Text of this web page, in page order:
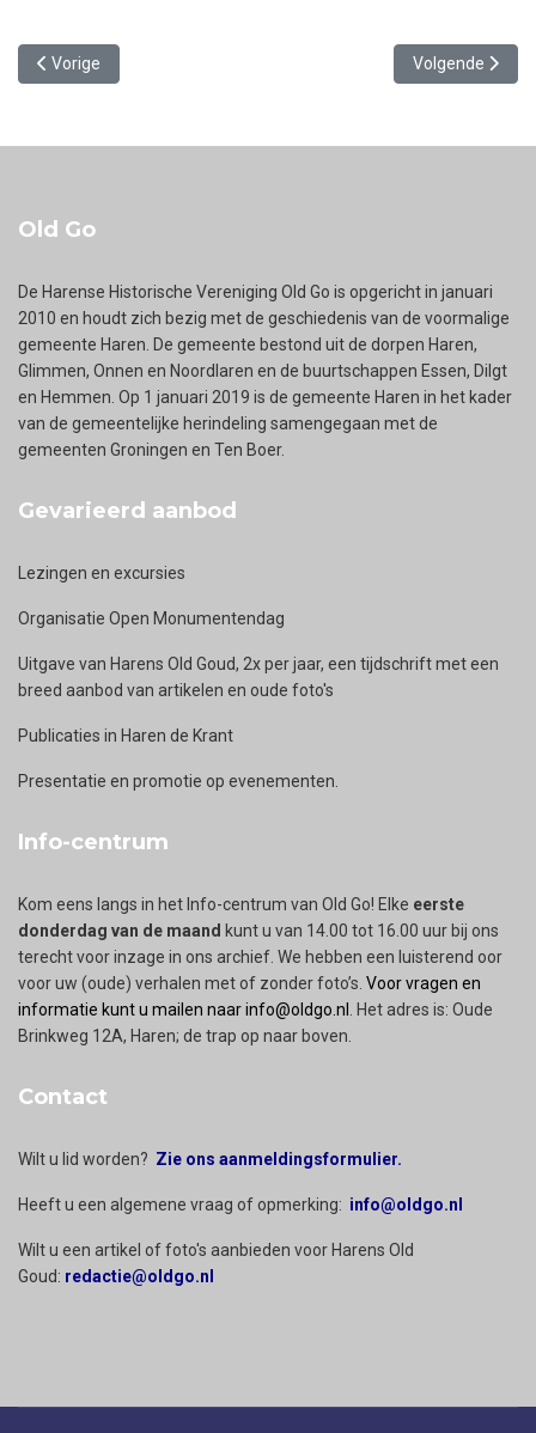
Vorig artikel: Harens Old Goud 2025 nr 2
Vorige Volgende
Volgende
Old Go
De Harense Historische Vereniging Old Go is opgericht in januari
2010 en houdt zich bezig met de geschiedenis van de voormalige
gemeente Haren. De gemeente bestond uit de dorpen Haren,
Glimmen, Onnen en Noordlaren en de buurtschappen Essen, Dilgt
en Hemmen. Op 1 januari 2019 is de gemeente Haren in het kader
van de gemeentelijke herindeling samengegaan met de
gemeenten Groningen en Ten Boer.
Gevarieerd aanbod
Lezingen en excursies
Organisatie Open Monumentendag
Uitgave van Harens Old Goud, 2x per jaar, een tijdschrift met een
breed aanbod van artikelen en oude foto's
Publicaties in Haren de Krant
Presentatie en promotie op evenementen.
Info-centrum
Kom eens langs in het Info-centrum van Old Go! Elke eerste
donderdag van de maand kunt u van 14.00 tot 16.00 uur bij ons
terecht voor inzage in ons archief. We hebben een luisterend oor
voor uw (oude) verhalen met of zonder foto’s. Voor vragen en
informatie kunt u mailen naar info@oldgo.nl
. Het adres is: Oude
Brinkweg 12A, Haren; de trap op naar boven.
Contact
Wilt u lid worden? Zie ons aanmeldingsformulier.
Heeft u een algemene vraag of opmerking: info@oldgo.nl
Wilt u een artikel of foto's aanbieden voor Harens Old
Goud: redactie@oldgo.nl